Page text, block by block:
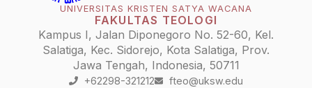
UNIVERSITAS KRISTEN SATYA WACANA
FAKULTAS TEOLOGI
Kampus I, Jalan Diponegoro No. 52-60, Kel.
Salatiga, Kec. Sidorejo, Kota Salatiga, Prov.
Jawa Tengah, Indonesia, 50711
+62298-321212 fteo@uksw.edu